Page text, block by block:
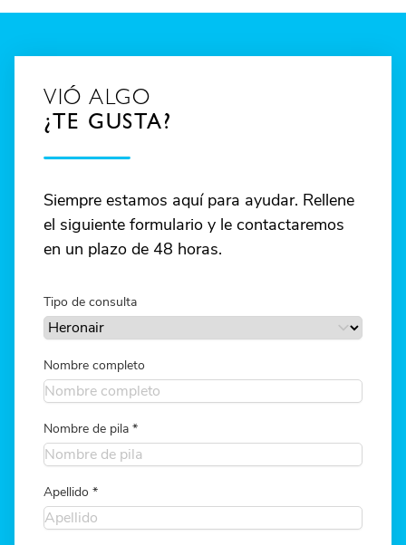
VIÓ ALGO
¿TE GUSTA?
Siempre estamos aquí para ayudar. Rellene
el siguiente formulario y le contactaremos
en un plazo de 48 horas.
Tipo de consulta
Nombre completo
Nombre de pila *
Apellido *